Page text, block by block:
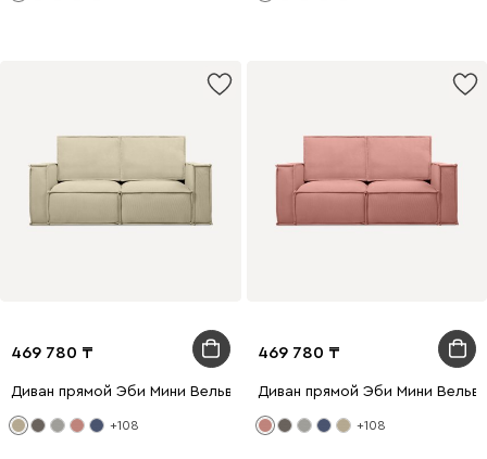
469 780
Диван прямой Эби Мини Вельвет Бежевый
+108
469 780
Диван прямой Эби Мини
+108